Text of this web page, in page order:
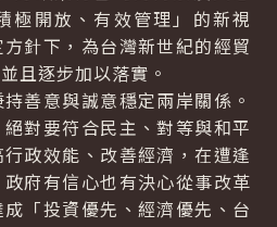
極開放、有效管理」的新視
針下，為台灣新世紀的經貿
且逐步加以落實。
善意與誠意穩定兩岸關係。
對要符合民主、對等與和平
政效能、改善經濟，在遭逢
府有信心也有決心從事改革
「投資優先、經濟優先、台